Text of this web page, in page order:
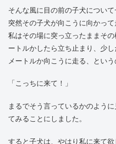
そんな風に目の前の子犬につい
突然その子犬が向こうに向かって
私はその場に突っ立ったままそ
ートルかしたら立ち止まり、少
メートルか向こうに走る、とい
「こっちに来て！」
まるでそう言っているかのよう
てみることにしました。
すると子犬は、やはり私に来て欲